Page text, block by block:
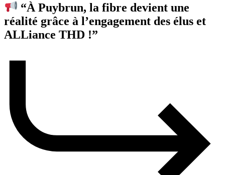
“À Puybrun, la fibre devient une
réalité grâce à l’engagement des élus et
ALLiance THD !”